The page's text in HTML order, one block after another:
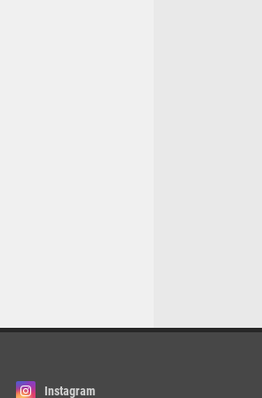
Instagram